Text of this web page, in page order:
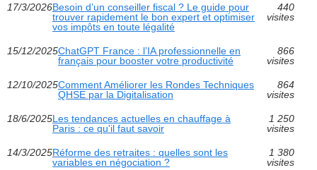
17/3/2026Besoin d’un conseiller fiscal ? Le guide pour
trouver rapidement le bon expert et optimiser
vos impôts en toute légalité
440
visites
15/12/2025ChatGPT France : l’IA professionnelle en
français pour booster votre productivité
866
visites
12/10/2025Comment Améliorer les Rondes Techniques
QHSE par la Digitalisation
864
visites
18/6/2025Les tendances actuelles en chauffage à
Paris : ce qu'il faut savoir
1 250
visites
14/3/2025Réforme des retraites : quelles sont les
variables en négociation ?
1 380
visites